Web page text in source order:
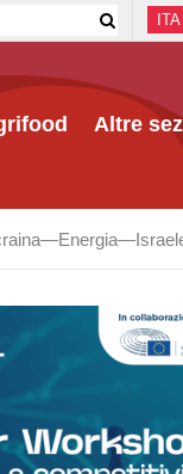
ITA
Altre
Energia